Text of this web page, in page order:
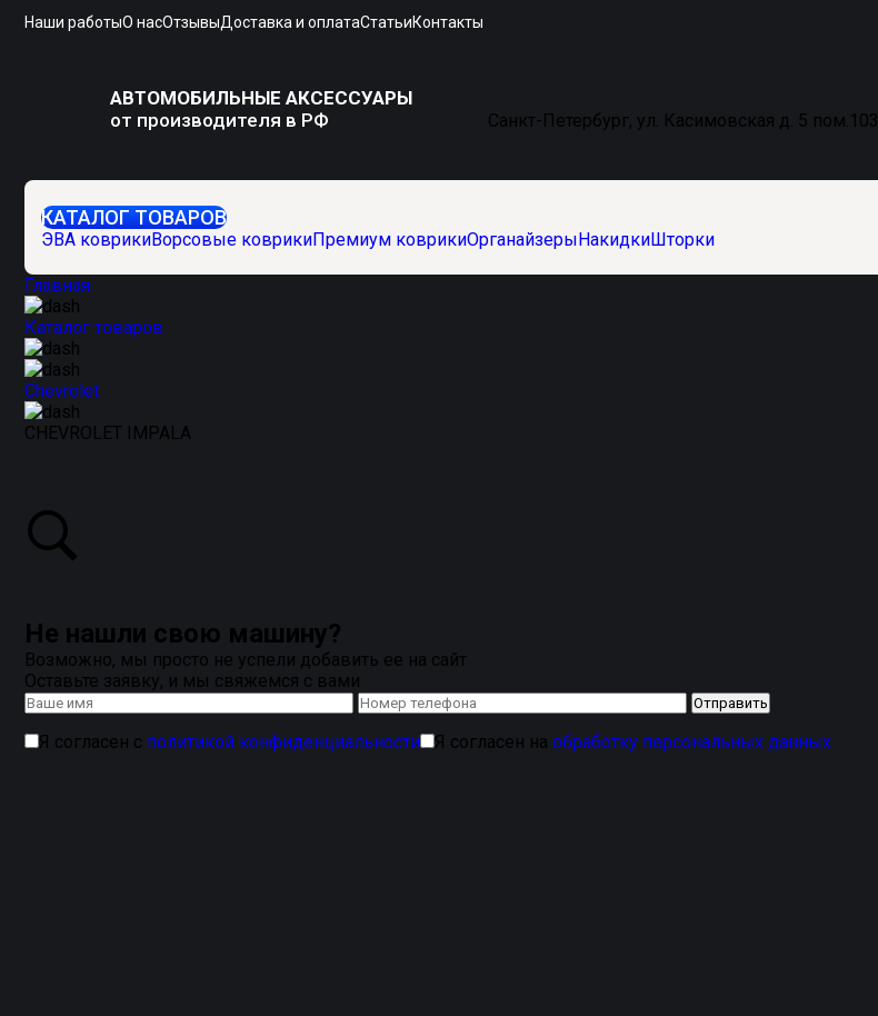
Наши работыО насОтзывыДоставка и оплатаСтатьиКонтакты
АВТОМОБИЛЬНЫЕ АКСЕССУАРЫ
от производителя в РФ
Санкт-Петербург, ул. Касимовская д. 5 пом.103
КАТАЛОГ ТОВАРОВ
ЭВА коврикиВорсовые коврикиПремиум коврикиОрганайзерыНакидкиШторки
Главная
Каталог товаров
Chevrolet
CHEVROLET IMPALA
Не нашли свою машину?
Возможно, мы просто не успели добавить ее на сайт
Оставьте заявку, и мы свяжемся с вами
Я согласен с политикой конфиденциальности Я согласен на обработку персональных данных